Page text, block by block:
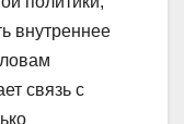
внутреннее
связь с